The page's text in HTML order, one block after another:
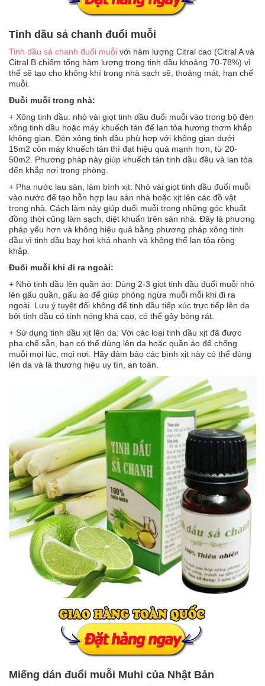
Tinh dầu sả chanh đuổi muỗi
Tinh dầu sả chanh đuổi muỗi với hàm lượng Citral cao (Citral A và
Citral B chiếm tổng hàm lượng trong tinh dầu khoảng 70-78%) vì
thế sẽ tạo cho không khí trong nhà sạch sẽ, thoáng mát, hạn chế
muỗi.
Đuỗi muỗi trong nhà:
+ Xông tinh dầu: nhỏ vài giọt tinh dầu đuổi muỗi vào trong bộ đèn
xông tinh dầu hoặc máy khuếch tán để lan tỏa hương thơm khắp
không gian. Đèn xông tinh dầu phù hợp với không gian dưới
15m2 còn máy khuếch tán thì đạt hiệu quả mạnh hơn, từ 20-
50m2. Phương pháp này giúp khuếch tán tinh dầu đều và lan tỏa
đến khắp nơi trong phòng.
+ Pha nước lau sàn, làm bình xịt: Nhỏ vài giọt tinh dầu đuổi muỗi
vào nước để tạo hỗn hợp lau sàn nhà hoặc xịt lên các đồ vật
trong nhà. Cách làm này giúp đuổi muỗi trong những góc khuất
đồng thời cũng làm sạch, diệt khuẩn trên sàn nhà. Đây là phương
pháp yếu hơn và không hiệu quả bằng phương pháp xông tinh
dầu vì tinh dầu bay hơi khá nhanh và không thể lan tỏa rộng
khắp.
Đuổi muỗi khi đi ra ngoài:
+ Nhỏ tinh dầu lên quần áo: Dùng 2-3 giọt tinh dầu đuổi muỗi nhỏ
lên gấu quần, gấu áo để giúp phòng ngừa muỗi mỗi khi đi ra
ngoài. Lưu ý tuyệt đối không để tinh dầu tiếp xúc trực tiếp lên da
bởi tinh dầu có tính nóng khá cao, có thể gây bỏng rát.
+ Sử dụng tinh dầu xịt lên da: Với các loại tinh dầu xịt đã được
pha chế sẵn, bạn có thể dùng lên da hoặc quần áo để chống
muỗi mọi lúc, mọi nơi. Hãy đảm bảo các bình xịt này có thể dùng
lên da và là thương hiệu uy tín, an toàn.
Miếng dán đuổi muỗi Muhi của Nhật Bản